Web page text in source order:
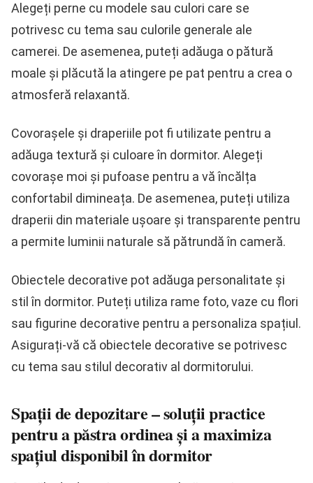
Alegeți perne cu modele sau culori care se
potrivesc cu tema sau culorile generale ale
camerei. De asemenea, puteți adăuga o pătură
moale și plăcută la atingere pe pat pentru a crea o
atmosferă relaxantă.
Covorașele și draperiile pot fi utilizate pentru a
adăuga textură și culoare în dormitor. Alegeți
covorașe moi și pufoase pentru a vă încălța
confortabil dimineața. De asemenea, puteți utiliza
draperii din materiale ușoare și transparente pentru
a permite luminii naturale să pătrundă în cameră.
Obiectele decorative pot adăuga personalitate și
stil în dormitor. Puteți utiliza rame foto, vaze cu flori
sau figurine decorative pentru a personaliza spațiul.
Asigurați-vă că obiectele decorative se potrivesc
cu tema sau stilul decorativ al dormitorului.
Spații de depozitare – soluții practice
pentru a păstra ordinea și a maximiza
spațiul disponibil în dormitor